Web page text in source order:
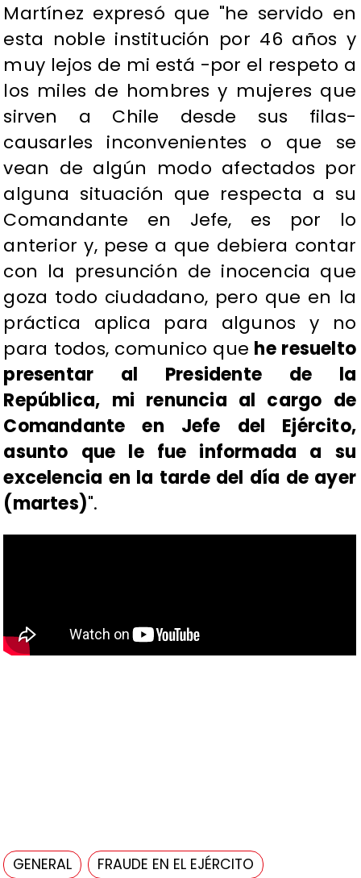
Martínez expresó que "he servido en
esta noble institución por 46 años y
muy lejos de mi está -por el respeto a
los miles de hombres y mujeres que
sirven a Chile desde sus filas-
causarles inconvenientes o que se
vean de algún modo afectados por
alguna situación que respecta a su
Comandante en Jefe, es por lo
anterior y, pese a que debiera contar
con la presunción de inocencia que
goza todo ciudadano, pero que en la
práctica aplica para algunos y no
para todos, comunico que he resuelto
presentar al Presidente de la
República, mi renuncia al cargo de
Comandante en Jefe del Ejército,
asunto que le fue informada a su
excelencia en la tarde del día de ayer
(martes)".
GENERAL FRAUDE EN EL EJÉRCITO